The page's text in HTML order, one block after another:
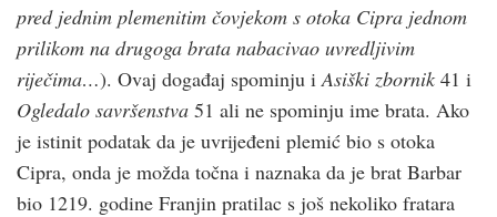
pred jednim plemenitim čovjekom s otoka Cipra jednom
prilikom na drugoga brata nabacivao uvredljivim
riječima…). Ovaj događaj spominju i Asiški zbornik 41 i
Ogledalo savršenstva 51 ali ne spominju ime brata. Ako
je istinit podatak da je uvrijeđeni plemić bio s otoka
Cipra, onda je možda točna i naznaka da je brat Barbar
bio 1219. godine Franjin pratilac s još nekoliko fratara